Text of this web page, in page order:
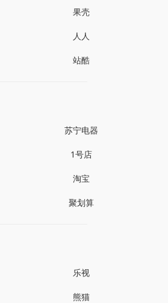
果壳
人人
站酷
苏宁电器
1号店
淘宝
聚划算
乐视
熊猫